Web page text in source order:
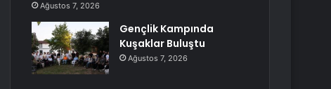
Ağustos 7, 2026
Gençlik Kampında
Kuşaklar Buluştu
Ağustos 7, 2026